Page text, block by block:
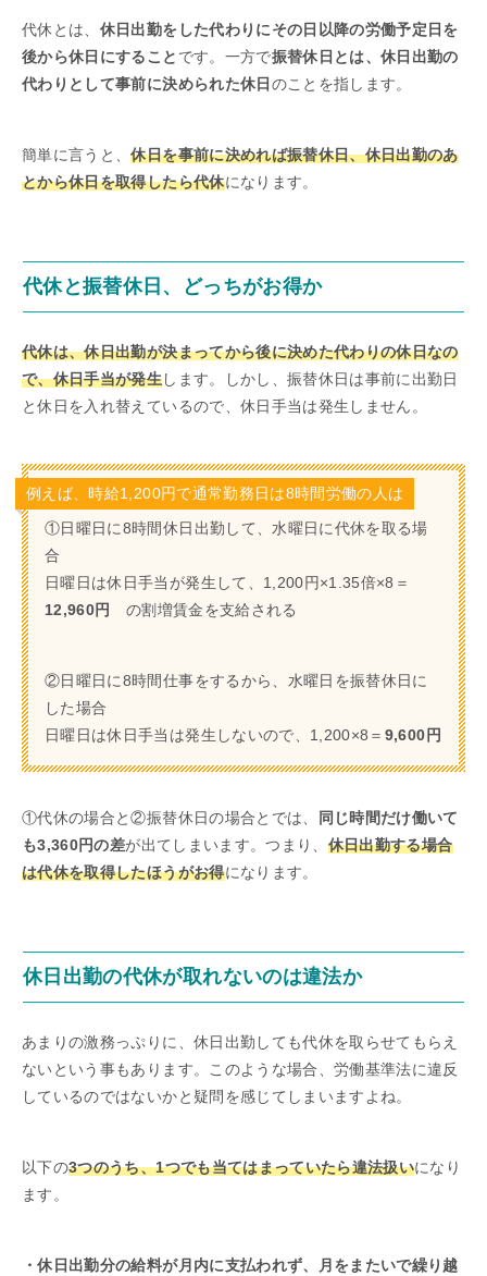
代休とは、 休日出勤をした代わりにその日以降の労働予定日を
後から休日にすること です。一方で振替休日とは、休日出勤の
代わりとして事前に決められた休日 のことを指します。
簡単に言うと、休日を事前に決めれば振替休日、休日出勤のあ
とから休日を取得したら代休になります。
代休と振替休日、どっちがお得か
代休は、休日出勤が決まってから後に決めた代わりの休日なの
で、休日手当が発生します。しかし、振替休日は事前に出勤日
と休日を入れ替えているので、休日手当は発生しません。
例えば、時給1,200円で通常勤務日は8時間労働の人は
①日曜日に8時間休日出勤して、水曜日に代休を取る場
合
日曜日は休日手当が発生して、1,200円×1.35倍×8＝
12,960円
の割増賃金を支給される
②日曜日に8時間仕事をするから、水曜日を振替休日に
した場合
日曜日は休日手当は発生しないので、1,200×8＝ 9,600円
①代休の場合と②振替休日の場合とでは、
同じ時間だけ働いて
も3,360円の差が出てしまいます。つまり、 休日出勤する場合
は代休を取得したほうがお得になります。
休日出勤の代休が取れないのは違法か
あまりの激務っぷりに、休日出勤しても代休を取らせてもらえ
ないという事もあります。このような場合、労働基準法に違反
しているのではないかと疑問を感じてしまいますよね。
以下の3つのうち、1つでも当てはまっていたら違法扱いになり
ます。
・休日出勤分の給料が月内に支払われず、月をまたいで繰り越